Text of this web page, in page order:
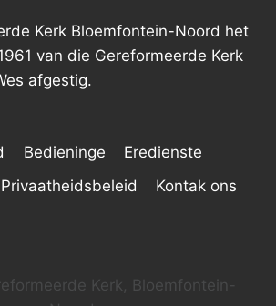
Kerk Bloemfontein-Noord het
van die Gereformeerde Kerk
afgestig.
Bedieninge
Eredienste
Privaatheidsbeleid Kontak ons
Kerk, Bloemfontein-